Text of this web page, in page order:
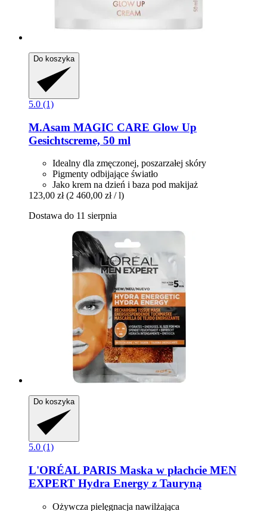
Do koszyka
5.0 (1)
M.Asam MAGIC CARE Glow Up
Gesichtscreme, 50 ml
Idealny dla zmęczonej, poszarzałej skóry
Pigmenty odbijające światło
Jako krem ​​na dzień i baza pod makijaż
123,00 zł (2 460,00 zł / l)
Dostawa do 11 sierpnia
Do koszyka
5.0 (1)
L'ORÉAL PARIS Maska w płachcie MEN
EXPERT Hydra Energy z Tauryną
Ożywcza pielęgnacja nawilżająca